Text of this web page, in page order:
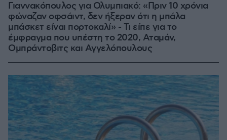
Γιαννακόπουλος για Ολυμπιακό: «Πριν 10 χρόνια
φώναζαν οφσάιντ, δεν ήξεραν ότι η μπάλα
μπάσκετ είναι πορτοκαλί» - Τι είπε για το
έμφραγμα που υπέστη το 2020, Αταμάν,
Ομπράντοβιτς και Αγγελόπουλους